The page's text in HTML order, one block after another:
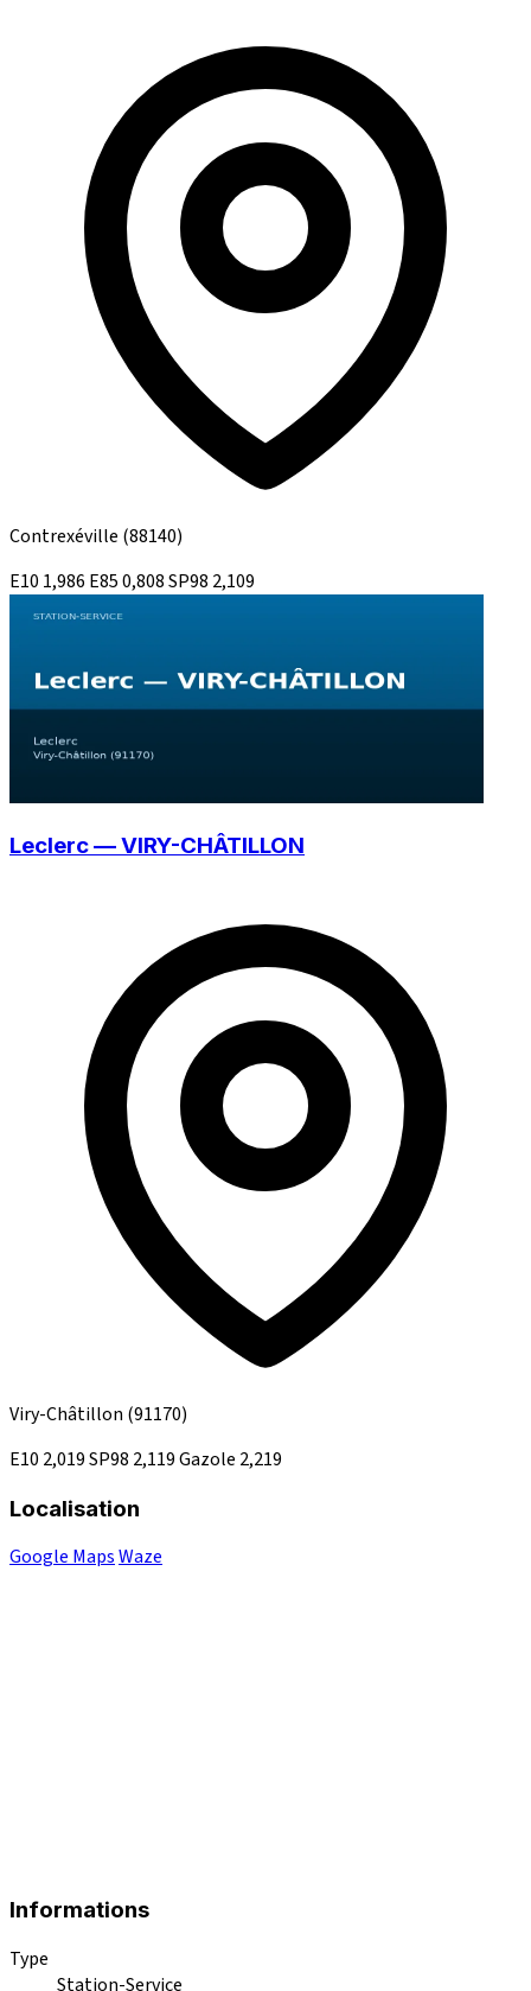
Contrexéville (88140)
E10 1,986 E850,808SP98 2,109
Leclerc — VIRY-CHÂTILLON
Viry-Châtillon (91170)
E10 2,019SP98 2,119Gazole 2,219
Localisation
Google MapsWaze
Informations
Type
Station-Service